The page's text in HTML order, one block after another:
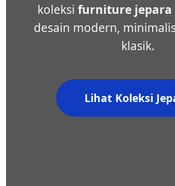
koleksi furniture jepara
desain modern,
klasik.
Lihat Koleksi